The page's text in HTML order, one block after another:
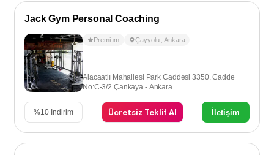
Jack Gym Personal Coaching
Premium Çayyolu ,Ankara
Alacaatlı Mahallesi Park Caddesi 3350. Cadde
No:C-3/2 Çankaya - Ankara
%10 İndirim Ücretsiz Teklif Al İletişim